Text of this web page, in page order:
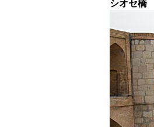
シオセ橋